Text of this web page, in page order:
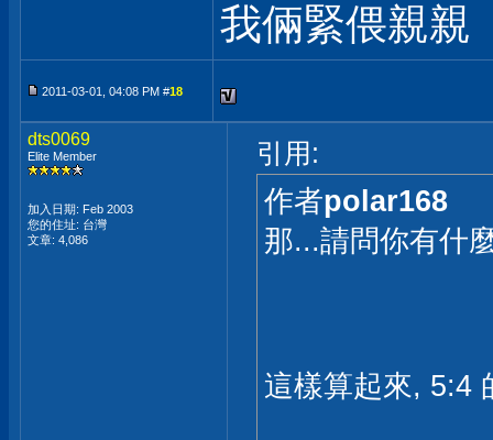
我倆緊偎親
2011-03-01, 04:08 PM #18
dts0069
Elite Member
加入日期: Feb 2003
您的住址: 台灣
文章: 4,086
引用:
作者polar168
那...請問你有什
這樣算起來, 5:4